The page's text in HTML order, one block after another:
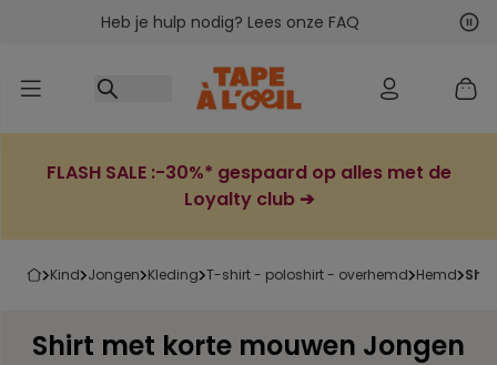
Ga naar inhoudHeb je hulp nodig? Lees onze FAQ
FLASH SALE :-30%* gespaard op alles met de
Loyalty club ➔
kind jongen kleding t-shirt - poloshirt - overhemd hemd
Shirt met korte mouwen Jongen